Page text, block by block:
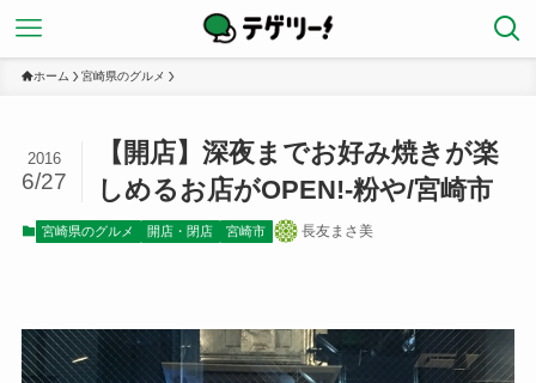
ホーム 宮崎県のグルメ
【開店】深夜までお好み焼きが楽
しめるお店がOPEN!-粉や/宮崎市
2016
6/27
宮崎県のグルメ 開店・閉店 宮崎市 長友まさ美